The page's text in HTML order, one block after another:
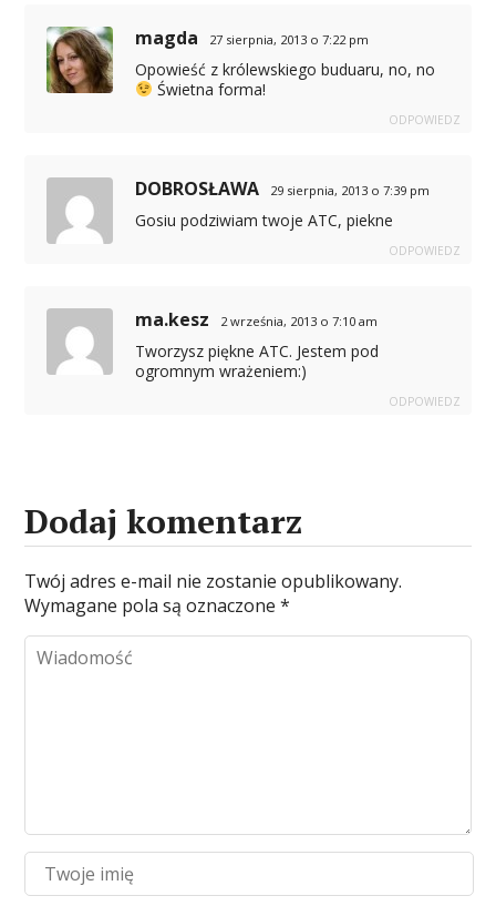
magda 27 sierpnia, 2013 o 7:22 pm
Opowieść z królewskiego buduaru, no, no
Świetna forma!
ODPOWIEDZ
DOBROSŁAWA 29 sierpnia, 2013 o 7:39 pm
Gosiu podziwiam twoje ATC, piekne
ODPOWIEDZ
ma.kesz 2 września, 2013 o 7:10 am
Tworzysz piękne ATC. Jestem pod
ogromnym wrażeniem:)
ODPOWIEDZ
Dodaj komentarz
Twój adres e-mail nie zostanie opublikowany.
Wymagane pola są oznaczone*